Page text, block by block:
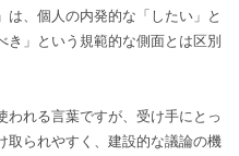
は、個人の内発的な「したい」と
き」という規範的な側面とは区別
われる言葉ですが、受け手にとっ
取られやすく、建設的な議論の機